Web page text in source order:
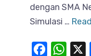
dengan SMA
Simulasi …
F
W